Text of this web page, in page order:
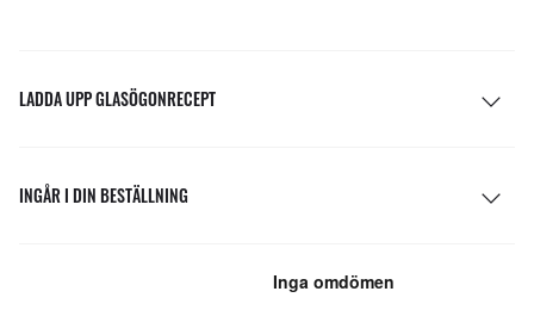
LADDA UPP GLASÖGONRECEPT
INGÅR I DIN BESTÄLLNING